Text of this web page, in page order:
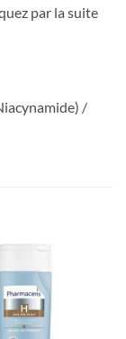
par la suite
/